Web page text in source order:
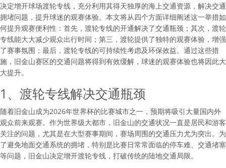
决定增开球场渡轮专线，充分利用其得天独厚的海上交通资源，解决交通
拥堵问题，提升球迷的观赛体验。本文将从四个方面详细阐述这一举措如
何提升观赛便利性：首先，渡轮专线的开通解决了交通瓶颈；其次，渡轮
专线能大大减少观众出行时间；第三，渡轮提供了独特的观赛体验，增强
了赛事氛围；最后，渡轮专线的可持续性考虑及环保效益。通过这些措
施，旧金山赛区的交通问题将得到有效缓解，球迷的观赛体验也将因此大
大提升。
1、渡轮专线解决交通瓶颈
随着旧金山成为2026年世界杯的比赛城市之一，预期将吸引大量国内外
观众前来观赛。作为世界级大都市，旧金山的交通状况一直是居民和游客
关注的问题，尤其是在大型赛事期间，赛场周围的交通压力尤为突出。为
了避免地面交通系统的拥堵，特别是比赛日常常面临的停车难、交通堵塞
等问题，旧金山决定增开渡轮专线，打破传统的陆地交通局限。